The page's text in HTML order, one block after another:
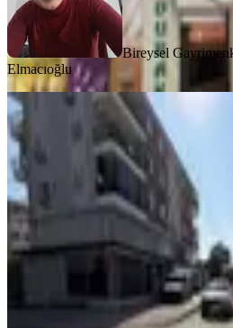
Bireysel
Elmacıoğlu
YENİ
Kepez Habibler
Giriş 170m
Antalya, Kepez
3 Oda
240 m²
AR&SEN GAYRİMENKULZeynep